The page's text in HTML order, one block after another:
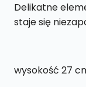
Delikatne
staje się
wysokość 27